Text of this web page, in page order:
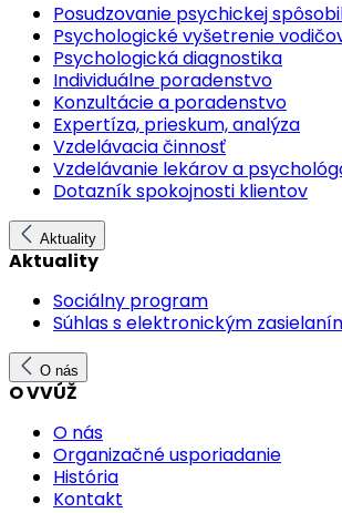
Posudzovanie psychickej
Psychologické vyšetrenie
Psychologická diagnostika
Individuálne poradenstvo
Konzultácie a poradenstvo
Expertíza, prieskum, analýza
Vzdelávacia činnosť
Vzdelávanie lekárov a
Dotazník spokojnosti klientov
Aktuality
Aktuality
Sociálny program
Súhlas s elektronickým
O nás
O VVÚŽ
O nás
Organizačné usporiadanie
História
Kontakt